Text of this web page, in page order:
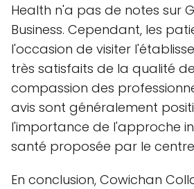
Health n'a pas de notes sur
Business. Cependant, les
l'occasion de visiter
très satisfaits de la qualité
compassion des
avis sont généralement
l'importance de l'approche
santé proposée par le
En conclusion, Cowichan